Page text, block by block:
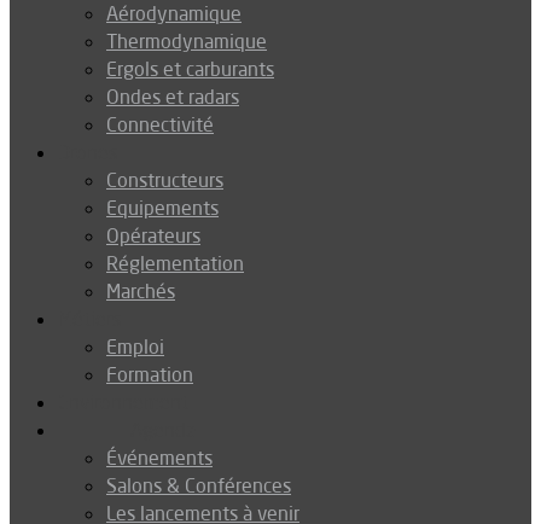
Aérodynamique
Thermodynamique
Ergols et carburants
Ondes et radars
Connectivité
Constructeurs
Equipements
Opérateurs
Réglementation
Marchés
Emploi
Formation
Événements
Salons & Conférences
Les lancements à venir